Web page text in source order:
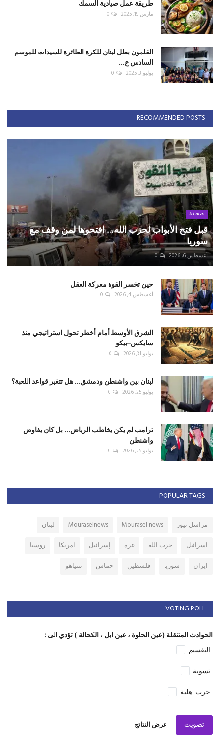
طريقة عمل صيادية السمك
مارس 19, 2025 0
القلمون بطل لبنان للكرة الطائرة للسيدات للموسم
السادس ع...
يوليو 3, 2025 0
RECOMMENDED POSTS
صحافة
قبل فتح الأبواب لحزب الله... افتحوها لمن وقف مع
سوريا
أغسطس 6, 2026 0
حين تخسر القوة معركة العقل
أغسطس 4, 2026 0
الشرق الأوسط أمام أخطر تحول استراتيجي منذ
سايكس–بيكو
يوليو 31, 2026 0
لبنان بين واشنطن ودمشق... هل تتغير قواعد اللعبة؟
يوليو 25, 2026 0
ترامب لم يكن يخاطب الرياض... بل كان يفاوض
واشنطن
يوليو 25, 2026 0
POPULAR TAGS
مراسل نيوز Mourasel news
Mouraselnews
لبنان
اسرائيل
حزب الله غزة إسرائيل امريكا
روسيا
ايران
سوريا فلسطين حماس نتنياهو
VOTING POLL
الحوادث المتنقلة (عين الحلوة ، عين ابل ، الكحالة ) تؤدي الى :
التقسيم
تسوية
حرب اهلية
تصويت عرض النتائج